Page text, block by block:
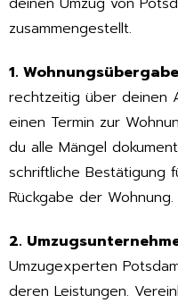
zusammengestellt.
1.
rechtzeitig über deinen
einen Termin zur
du alle Mängel
schriftliche Bestätigung
Rückgabe der Wohnung.
2.
Umzugexperten
deren Leistungen.